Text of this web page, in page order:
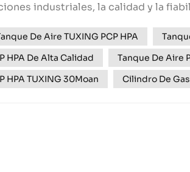
industriales, la calidad y la
De Aire TUXING PCP HPA
HPA De Alta Calidad
Tanque De Aire
HPA TUXING 30Moan
Cilindro De Gas